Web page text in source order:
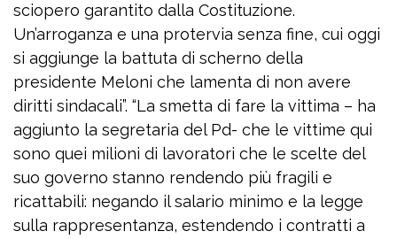
sciopero garantito dalla Costituzione.
Un’arroganza e una protervia senza fine, cui oggi
si aggiunge la battuta di scherno della
presidente Meloni che lamenta di non avere
diritti sindacali”. “La smetta di fare la vittima – ha
aggiunto la segretaria del Pd- che le vittime qui
sono quei milioni di lavoratori che le scelte del
suo governo stanno rendendo più fragili e
ricattabili: negando il salario minimo e la legge
sulla rappresentanza, estendendo i contratti a